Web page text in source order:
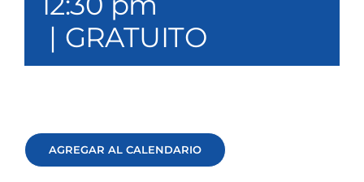
Póngase en contacto con
| GRATUITO
AGREGAR AL CALENDARIO